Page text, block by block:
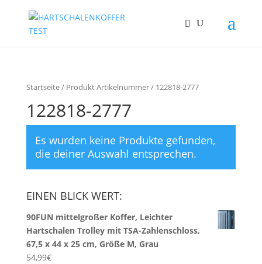
Startseite/ Produkt Artikelnummer / 122818-2777
122818-2777
Es wurden keine Produkte gefunden,
die deiner Auswahl entsprechen.
EINEN BLICK WERT:
90FUN mittelgroßer Koffer, Leichter
Hartschalen Trolley mit TSA-Zahlenschloss,
67,5 x 44 x 25 cm, Größe M, Grau
54,99€